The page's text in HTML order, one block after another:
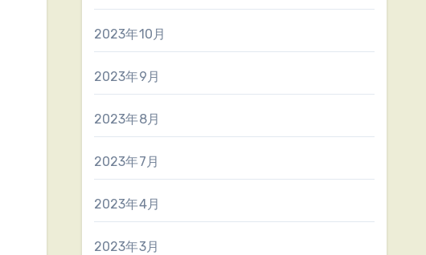
2023年10月
2023年9月
2023年8月
2023年7月
2023年4月
2023年3月